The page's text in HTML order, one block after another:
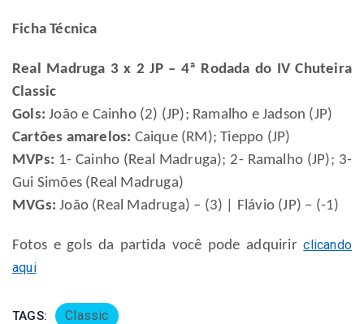
Ficha Técnica
Real Madruga 3 x 2 JP – 4ª Rodada do IV Chuteira
Classic
Gols:João e Cainho (2) (JP); Ramalho e Jadson (JP)
Cartões amarelos: Caique (RM); Tieppo (JP)
MVPs: 1- Cainho (Real Madruga); 2- Ramalho (JP); 3-
Gui Simões (Real Madruga)
MVGs:João (Real Madruga) – (3) | Flávio (JP) – (-1)
Fotos e gols da partida você pode adquirirclicando
aqui
TAGS: Classic